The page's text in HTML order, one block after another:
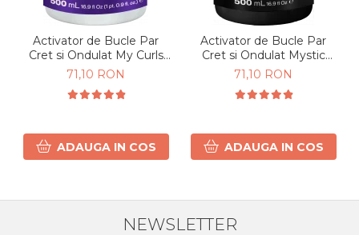
Activator de Bucle Par
Cret si Ondulat My Curls
500g
71,10 RON
ADAUGA IN COS
Activator de Bucle Par
Cret si Ondulat Mystic
Black 500ml
71,10 RON
ADAUGA IN COS
NEWSLETTER